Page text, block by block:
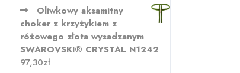
Oliwkowy aksamitny
choker z krzyżykiem z
różowego złota wysadzanym
SWAROVSKI® CRYSTAL N1242
97,30zł